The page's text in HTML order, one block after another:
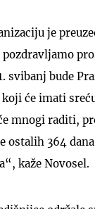
je
svibanj bude
će imati
mnogi raditi,
ostalih 364
kaže Novosel.